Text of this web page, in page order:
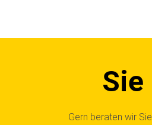
Sie
Gern beraten wir